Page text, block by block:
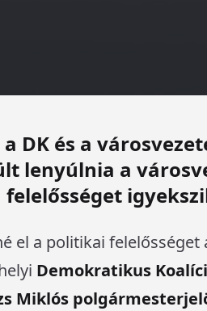
DK és a
lenyúlnia a
el a politikai
Demokratikus
Miklós